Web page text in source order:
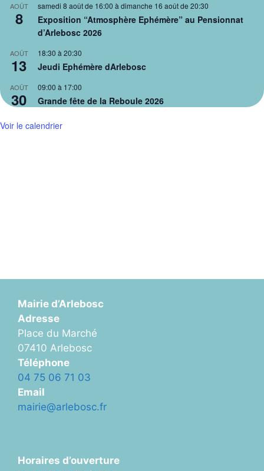
AOÛT
8
samedi 8 août de 16:00 à dimanche 16 août de 20:30
Exposition “Atmosphère Ephémère” au Pensionnat
d’Arlebosc 2026
AOÛT
13
18:30 à 20:30
Jeudi Ephémère dArlebosc
AOÛT
30
09:00 à 17:00
Grande fête de la Reboule 2026
Voir le calendrier
Mairie d’Arlebosc
Adresse
Place du Marché
07410 Arlebosc
Téléphone
04 75 06 71 03
Email
mairie@arlebosc.fr
Horaires d’ouverture